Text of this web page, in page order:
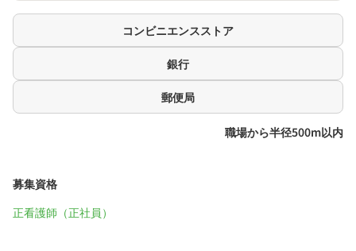
コンビニエンスストア
銀行
郵便局
職場から半径500m以内
募集資格
正看護師（正社員）